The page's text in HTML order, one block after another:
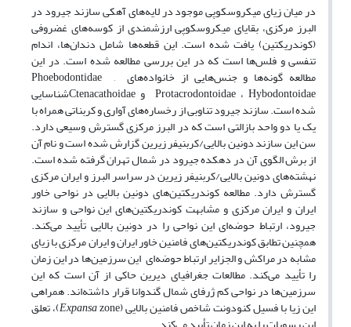
در میان زیای میکروسکوپی موجود در لایه‌های آهکی سازند جیرود در
البرز مرکزی‌، بقایای میکروسکوپی ارزشمندی از کوسه‌های غضروفی
(کوندریکتین) یافت شده است. این قطعه‌ها شامل دندان‌ها، اندام
تنفسی و فلس‌ها است که در این بررسی مطالعه شده است. در این
مطالعه گونه‌ها و جنس‌هایی از خانواده‌های Phoebodontidae ,
Protacrodontoidae ، Hybodontoidae و Ctenacathoidaeشناسایی
شده است. سازند جیرود تناوبی از رخساره‌های آواری و کربناتی همراه با
یک یا دو واحد بازالتی است که در البرز مرکزی گسترش وسیعی دارد.
سن این سازند دونین بالایی/کربنیفر زیرین گزارش شده است و نام آن
از برش الگوی آن در دهکده جیرود در شمال تهران گرفته شده است.
نهشته‌های دونین بالایی/کربنیفر زیرین در سراسر البرز و ایران مرکزی
گسترش دارد. مطالعه کوندریکتین‌های دونین بالایی در نواحی خاور
ایران و ایران مرکزی و مشابهت کوندریکتین‌های این نواحی و سازند
جیرود، ارتباط حوضه‌ای این نواحی را در دونین بالایی تأیید می‌کند.
همچنین تطابق کوندریکتین‌های فامنین خاور ایران و ایران مرکزی با زیای
مشابه در مراکش و الجزایر ارتباط حوضه‌ای این سرزمین‌ها در این زمان
را تأیید می‌کند. مطالعات جغرافیای دیرین حاکی از آن است که این
سرزمین‌ها در نواحی کم ژرفای شمال گندوانا قرار داشته‌اند. همراهی
این زیا با فسیل کنودونت شاخص فامنین بالایی ( Expansazone)، تعلق